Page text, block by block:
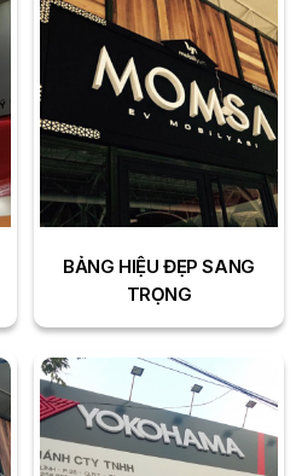
BẢNG HIỆU ĐẸP SANG
TRỌNG